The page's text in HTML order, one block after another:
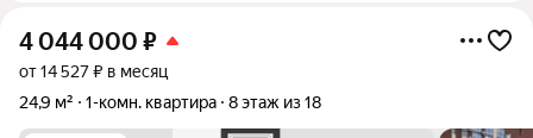
4 044 000 ₽
от 14 527 ₽ в месяц
24,9 м²
1-комн. квартира 8 этаж из 18